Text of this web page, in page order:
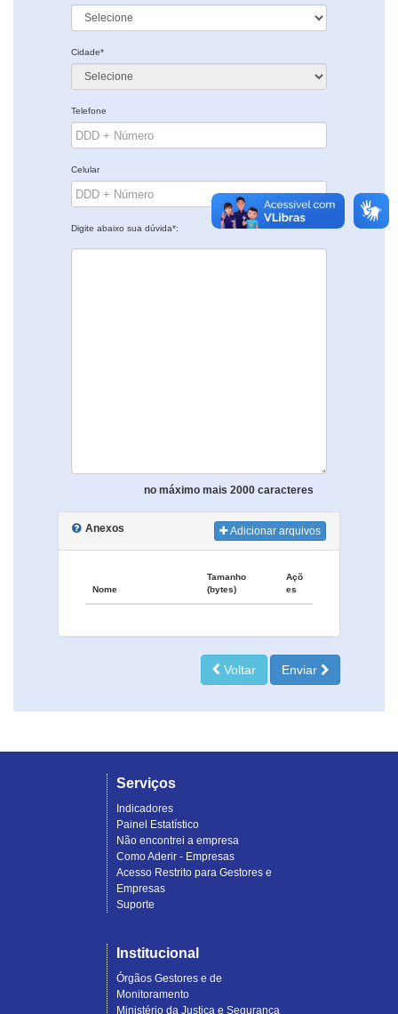
Cidade*
Telefone
Celular
Digite abaixo sua dúvida*:
no máximo mais 2000 caracteres
Anexos Adicionar arquivos
Nome
Tamanho
(bytes)
Açõ
es
Voltar Enviar
Serviços
Indicadores
Painel Estatístico
Não encontrei a empresa
Como Aderir - Empresas
Acesso Restrito para Gestores e
Empresas
Suporte
Institucional
Órgãos Gestores e de
Monitoramento
Ministério da Justiça e Segurança